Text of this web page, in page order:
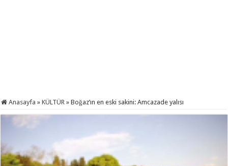
Anasayfa » KÜLTÜR » Boğaz’ın en eski sakini: Amcazade yalısı